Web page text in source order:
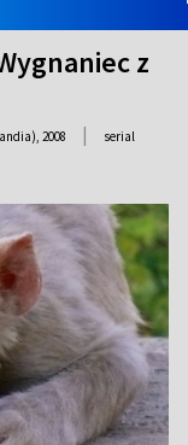
z
2008 |
serial